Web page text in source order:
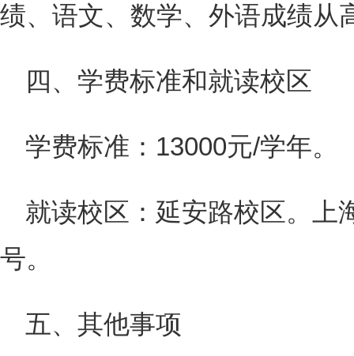
绩、语文、数学、外语成绩从
四、学费标准和就读校区
学费标准：13000元/学年。
就读校区：延安路校区。上
号。
五、其他事项